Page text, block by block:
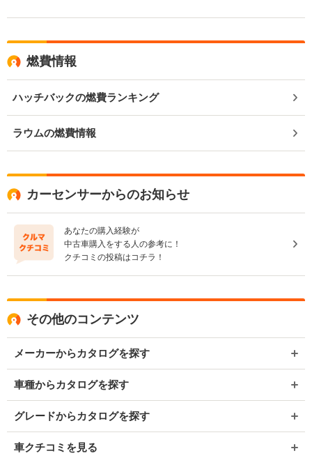
燃費情報
ハッチバックの燃費ランキング
ラウムの燃費情報
カーセンサーからのお知らせ
あなたの購入経験が
中古車購入をする人の参考に！
クチコミの投稿はコチラ！
その他のコンテンツ
メーカーからカタログを探す
車種からカタログを探す
グレードからカタログを探す
車クチコミを見る